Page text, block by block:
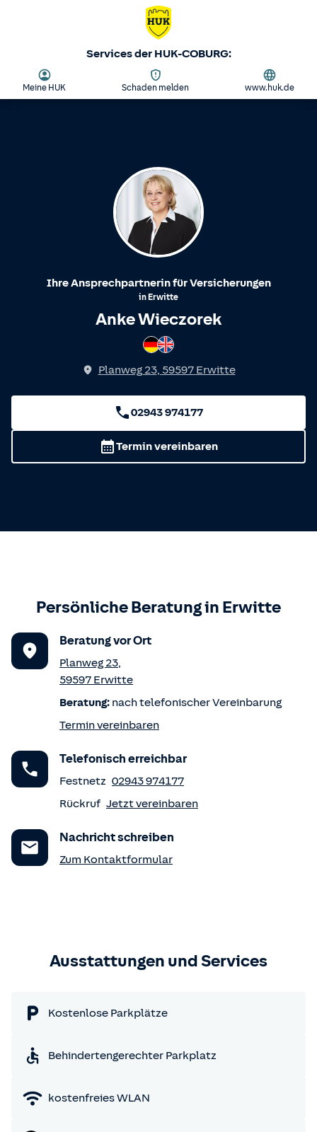
Services der HUK-COBURG:
Meine HUK Schaden melden www.huk.de
Ihre Ansprechpartnerin für Versicherungen
in Erwitte
Anke Wieczorek
Spricht
Deutsch
Englisch
Planweg 23, 59597 Erwitte
02943 974177
Termin vereinbaren
Persönliche Beratung in Erwitte
Beratung vor Ort
Planweg 23,
59597 Erwitte
Beratung: nach telefonischer Vereinbarung
Termin vereinbaren
Telefonisch erreichbar
Festnetz 02943 974177
Rückruf Jetzt vereinbaren
Nachricht schreiben
Zum Kontaktformular
Ausstattungen und Services
Kostenlose Parkplätze
Behindertengerechter Parkplatz
kostenfreies WLAN